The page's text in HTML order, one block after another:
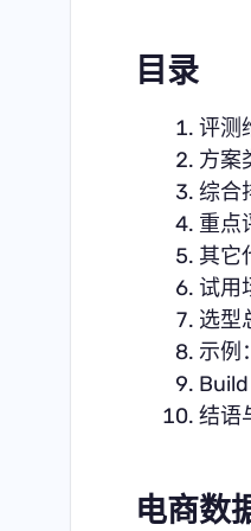
目录
评测
方案
综合
重点
其它
试用
选型
示例
结语
电商数